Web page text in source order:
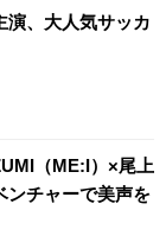
演、大人気サッカ
（ME:I）×尾上
ンチャーで美声を